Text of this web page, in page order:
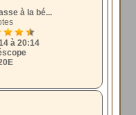
à la bé...
à 20:14